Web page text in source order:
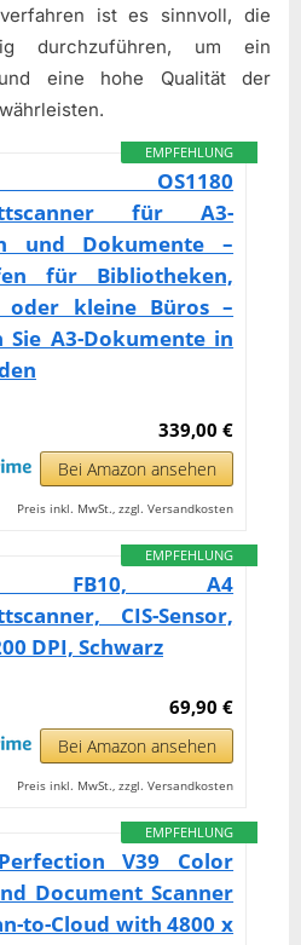
ist es sinnvoll, die
durchzuführen, um ein
eine hohe Qualität der
EMPFEHLUNG
OS1180
für A3-
und Dokumente –
für Bibliotheken,
oder kleine Büros –
Sie A3-Dokumente in
339,00 €
Bei Amazon ansehen
Preis inkl. MwSt., zzgl. Versandkosten
EMPFEHLUNG
FB10, A4
CIS-Sensor,
DPI, Schwarz
69,90 €
Bei Amazon ansehen
Preis inkl. MwSt., zzgl. Versandkosten
EMPFEHLUNG
V39 Color
Document Scanner
to-Cloud with 4800 x